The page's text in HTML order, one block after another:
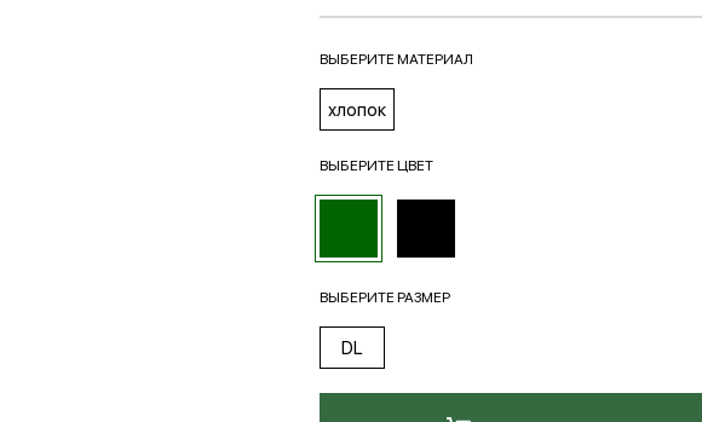
ВЫБЕРИТЕ МАТЕРИАЛ
хлопок
ВЫБЕРИТЕ ЦВЕТ
ВЫБЕРИТЕ РАЗМЕР
DL